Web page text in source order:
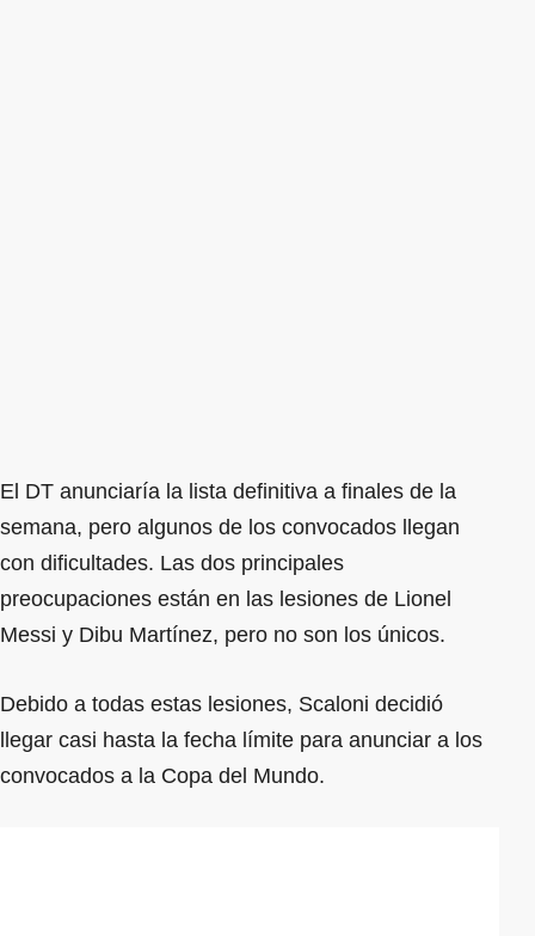
El DT anunciaría la lista definitiva a finales de la
semana, pero algunos de los convocados llegan
con dificultades. Las dos principales
preocupaciones están en las lesiones de Lionel
Messi y Dibu Martínez, pero no son los únicos.
Debido a todas estas lesiones, Scaloni decidió
llegar casi hasta la fecha límite para anunciar a los
convocados a la Copa del Mundo.